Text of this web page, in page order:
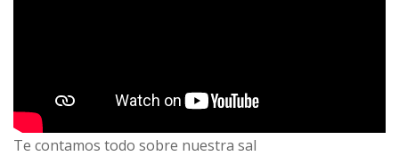
Te contamos todo sobre nuestra sal